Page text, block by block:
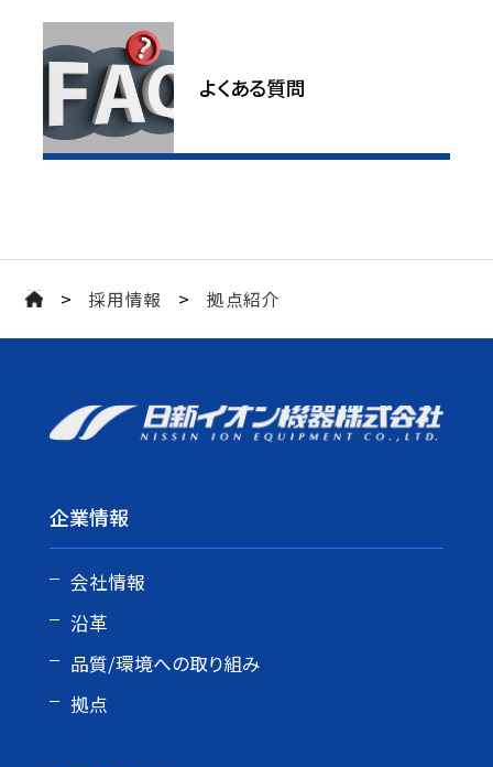
よくある質問
> 採用情報 > 拠点紹介
企業情報
会社情報
沿革
品質/環境への取り組み
拠点